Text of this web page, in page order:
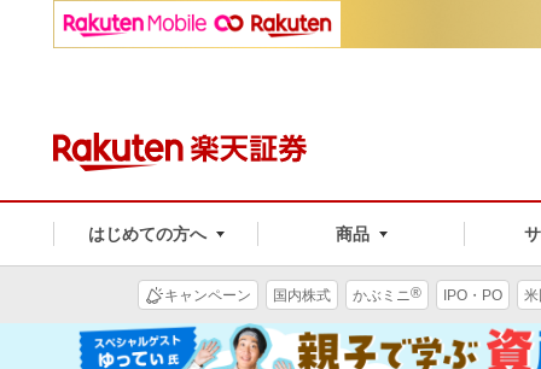
はじめての方へ 商品
キャンペーン 国内株式 かぶミニ® IPO・PO